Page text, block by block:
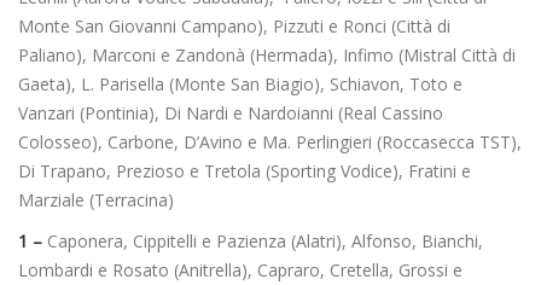
Monte San Giovanni Campano), Pizzuti e Ronci (Città di
Paliano), Marconi e Zandonà (Hermada), Infimo (Mistral Città di
Gaeta), L. Parisella (Monte San Biagio), Schiavon, Toto e
Vanzari (Pontinia), Di Nardi e Nardoianni (Real Cassino
Colosseo), Carbone, D’Avino e Ma. Perlingieri (Roccasecca TST),
Di Trapano, Prezioso e Tretola (Sporting Vodice), Fratini e
Marziale (Terracina)
1 – Caponera, Cippitelli e Pazienza (Alatri), Alfonso, Bianchi,
Lombardi e Rosato (Anitrella), Capraro, Cretella, Grossi e